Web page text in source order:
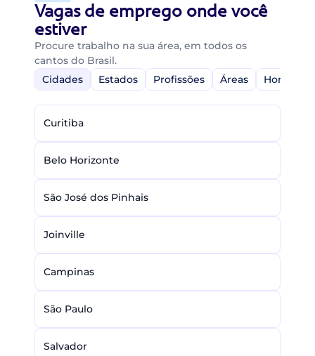
Vagas de emprego onde você
estiver
Procure trabalho na sua área, em todos os
cantos do Brasil.
Cidades
Estados Profissões Áreas Home-
Curitiba
Belo Horizonte
São José dos Pinhais
Joinville
Campinas
São Paulo
Salvador